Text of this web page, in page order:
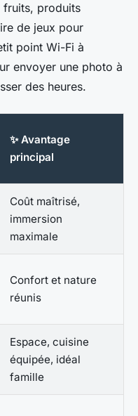
fruits, produits
de jeux pour
point Wi-Fi à
envoyer une photo à
des heures.
✨ Avantage
principal
Coût maîtrisé,
immersion
maximale
Confort et nature
réunis
Espace, cuisine
équipée, idéal
famille